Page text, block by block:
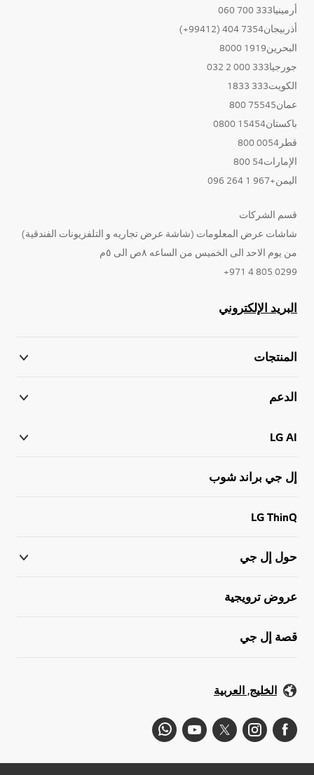
أرمينيا333 700 060
أذربيجان7354 404 (99412+)
البحرين1919 8000
جورجيا333 000 2 032
الكويت333 1833
عمان75545 800
باكستان15454 0800
قطر0054 800
الإمارات54 800
اليمن+967 1 264 096
قسم الشركات
شاشات عرض المعلومات (شاشة عرض تجاريه و التلفزيونات الفندقية)
من يوم الاحد الى الخميس من الساعه ٨ص الى ٥م
0299 805 4 971+
البريد الإلكتروني
المنتجات
الدعم
LG AI
إل جي براند شوب
LG ThinQ
حول إل جي
عروض ترويجية
قصة إل جي
الخليج, العربية